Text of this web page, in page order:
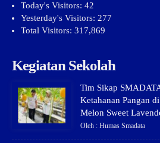
Today's Visitors: 42
Yesterday's Visitors: 277
Total Visitors: 317,869
Kegiatan Sekolah
Tim Sikap
Ketahanan Pangan
Melon Sweet
Oleh : Humas Smadata